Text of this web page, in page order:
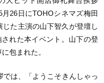
26日にTOHOシネマズ梅田
た主演の山下智久が登壇し
れた本イベント。山下の登
包まれた。
は、「ようこそきんしゃっ